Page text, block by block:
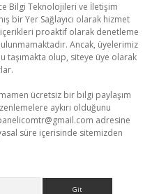
Bilgi Teknolojileri ve İletişim
bir Yer Sağlayıcı olarak hizmet
proaktif olarak denetleme
Ancak, üyelerimiz
taşımakta olup, siteye üye olarak
ücretsiz bir bilgi paylaşım
aykırı olduğunu
adresine
süre içerisinde sitemizden